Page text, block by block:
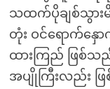
သထက်ပိုချစ်သွား
တုံး ဝင်ရောက်နှေ
ထားကြည် ဖြစ်
အပျိုကြီးလည်း ဖ